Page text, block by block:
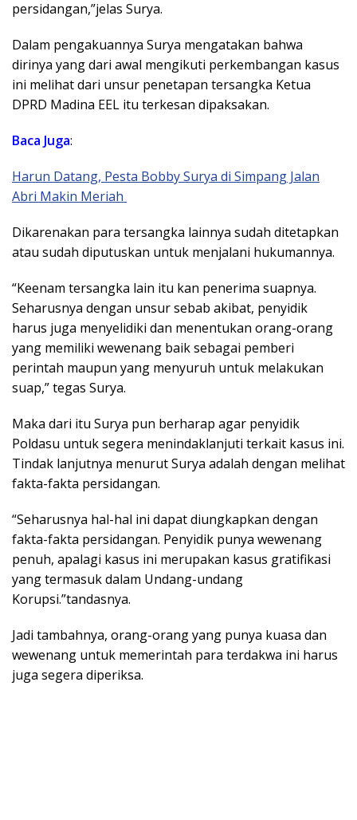
persidangan,”jelas Surya.
Dalam pengakuannya Surya mengatakan bahwa
dirinya yang dari awal mengikuti perkembangan kasus
ini melihat dari unsur penetapan tersangka Ketua
DPRD Madina EEL itu terkesan dipaksakan.
Baca Juga:
Harun Datang, Pesta Bobby Surya di Simpang Jalan
Abri Makin Meriah
Dikarenakan para tersangka lainnya sudah ditetapkan
atau sudah diputuskan untuk menjalani hukumannya.
“Keenam tersangka lain itu kan penerima suapnya.
Seharusnya dengan unsur sebab akibat, penyidik
harus juga menyelidiki dan menentukan orang-orang
yang memiliki wewenang baik sebagai pemberi
perintah maupun yang menyuruh untuk melakukan
suap,” tegas Surya.
Maka dari itu Surya pun berharap agar penyidik
Poldasu untuk segera menindaklanjuti terkait kasus ini.
Tindak lanjutnya menurut Surya adalah dengan melihat
fakta-fakta persidangan.
“Seharusnya hal-hal ini dapat diungkapkan dengan
fakta-fakta persidangan. Penyidik punya wewenang
penuh, apalagi kasus ini merupakan kasus gratifikasi
yang termasuk dalam Undang-undang
Korupsi.”tandasnya.
Jadi tambahnya, orang-orang yang punya kuasa dan
wewenang untuk memerintah para terdakwa ini harus
juga segera diperiksa.